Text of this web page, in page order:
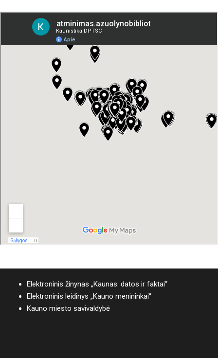
Elektroninis žinynas „Kaunas: datos ir faktai“
Elektroninis leidinys „Kauno menininkai“
Kauno miesto savivaldybė